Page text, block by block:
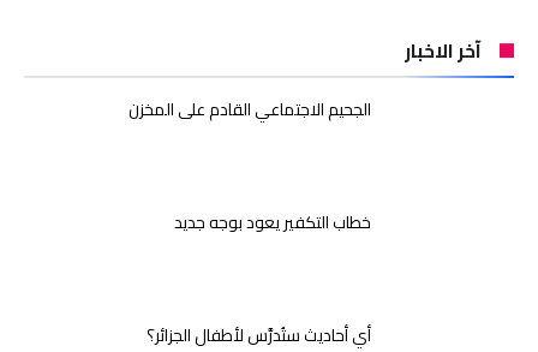
آخر الاخبار
الجحيم الاجتماعي القادم على المخزن
خطاب التكفير يعود بوجه جديد
أي أحاديث ستُدرَّس لأطفال الجزائر؟